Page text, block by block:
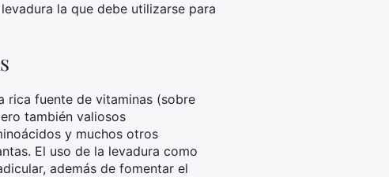
la que debe utilizarse para
rica fuente de vitaminas (sobre
también valiosos
y muchos otros
El uso de la levadura como
además de fomentar el